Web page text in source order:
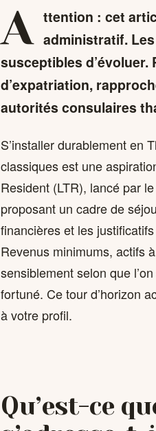
A ttention : cet
administratif.
susceptibles
d’expatriation,
autorités consulaires
S’installer durablement en
classiques est une
Resident (LTR), lancé par
proposant un cadre de
financières et les
Revenus minimums, actifs
sensiblement selon que
fortuné. Ce tour d’horizon
à votre profil.
Qu’est-ce